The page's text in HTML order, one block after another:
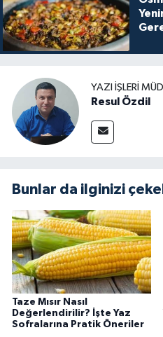
YAZI İŞLERI
Resul Özdil
Bunlar da ilginizi
Taze Mısır Nasıl
Değerlendirilir? İşte Yaz
Sofralarına Pratik Öneriler